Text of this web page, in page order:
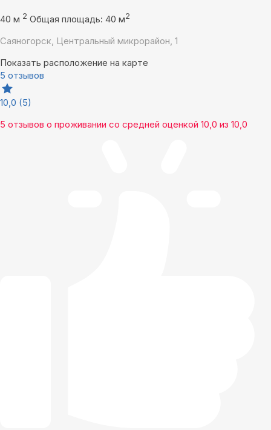
40 м 2 Общая площадь: 40 м2
Саяногорск, Центральный микрорайон, 1
Показать расположение на карте
5 отзывов
10,0 (5)
5 отзывов о проживании со средней оценкой 10,0 из 10,0